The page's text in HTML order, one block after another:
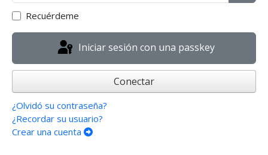
Recuérdeme
Iniciar sesión con una passkey
Conectar
¿Olvidó su contraseña?
¿Recordar su usuario?
Crear una cuenta